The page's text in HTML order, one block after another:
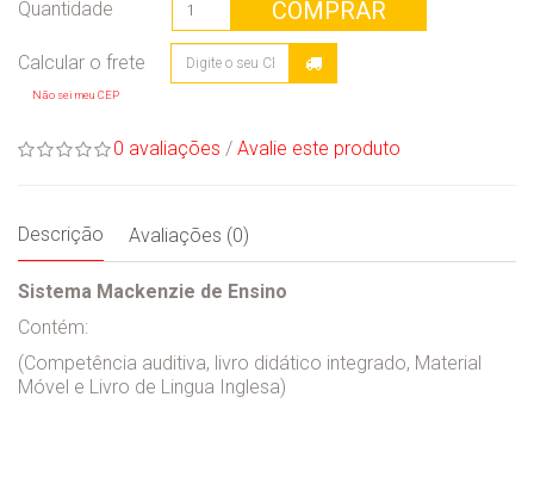
Quantidade COMPRAR
Não sei meu CEP
0 avaliações / Avalie este produto
Descrição Avaliações (0)
Sistema Mackenzie de Ensino
Contém:
(Competência auditiva, livro didático integrado, Material
Móvel e Livro de Lingua Inglesa)